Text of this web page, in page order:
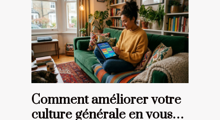
Comment améliorer votre
culture générale en vous